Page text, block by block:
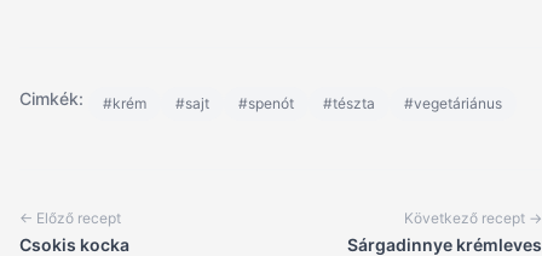
Cimkék: #krém #sajt #spenót #tészta #vegetáriánus
← Előző recept
Csokis kocka
Következő recept →
Sárgadinnye krémleves